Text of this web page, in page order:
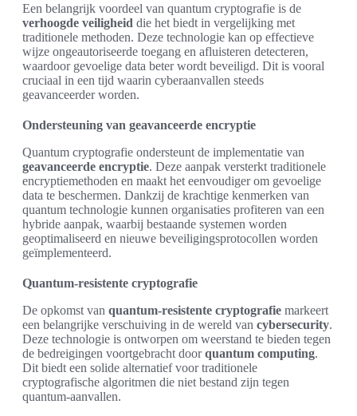
Een belangrijk voordeel van quantum cryptografie is de
verhoogde veiligheid die het biedt in vergelijking met
traditionele methoden. Deze technologie kan op effectieve
wijze ongeautoriseerde toegang en afluisteren detecteren,
waardoor gevoelige data beter wordt beveiligd. Dit is vooral
cruciaal in een tijd waarin cyberaanvallen steeds
geavanceerder worden.
Ondersteuning van geavanceerde encryptie
Quantum cryptografie ondersteunt de implementatie van
geavanceerde encryptie. Deze aanpak versterkt traditionele
encryptiemethoden en maakt het eenvoudiger om gevoelige
data te beschermen. Dankzij de krachtige kenmerken van
quantum technologie kunnen organisaties profiteren van een
hybride aanpak, waarbij bestaande systemen worden
geoptimaliseerd en nieuwe beveiligingsprotocollen worden
geïmplementeerd.
Quantum-resistente cryptografie
De opkomst van quantum-resistente cryptografie markeert
een belangrijke verschuiving in de wereld van cybersecurity.
Deze technologie is ontworpen om weerstand te bieden tegen
de bedreigingen voortgebracht doorquantum computing.
Dit biedt een solide alternatief voor traditionele
cryptografische algoritmen die niet bestand zijn tegen
quantum-aanvallen.